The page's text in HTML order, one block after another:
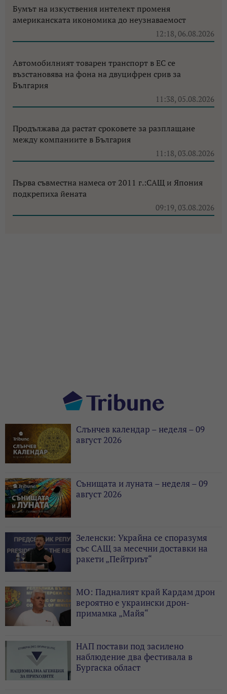
Бумът на изкуствения интелект променя
американската икономика до неузнаваемост
12:18, 06.08.2026
Автомобилният товарен транспорт в ЕС се
възстановява на фона на двуцифрен срив за
България
11:38, 05.08.2026
Продължава да растат сроковете за разплащане
между компаниите в България
11:18, 03.08.2026
Първа съвместна намеса от 2011 г.:САЩ и Япония
подкрепиха йената
09:19, 03.08.2026
Слънчев календар – неделя – 09
август 2026
Сънищата и луната – неделя – 09
август 2026
Зеленски: Украйна се споразумя
със САЩ за месечни доставки на
ракети „Пейтриът“
МО: Падналият край Кардам дрон
вероятно е украински дрон-
примамка „Майя“
НАП постави под засилено
наблюдение два фестивала в
Бургаска област